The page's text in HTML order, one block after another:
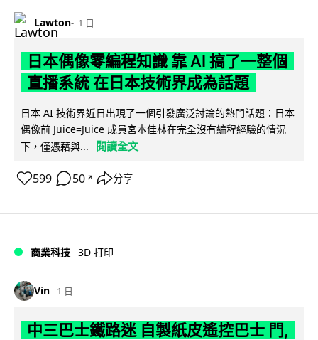
Lawton 1 日
日本偶像零編程知識 靠 AI 搞了一整個
直播系統 在日本技術界成為話題
日本 AI 技術界近日出現了一個引發廣泛討論的熱門話題：日本
偶像前 Juice=Juice 成員宮本佳林在完全沒有編程經驗的情況
下，僅憑藉與...
閱讀全文
599 50 ↗ 分享
商業科技 3D 打印
Vin 1 日
中三巴士鐵路迷 自製紙皮遙控巴士 門,